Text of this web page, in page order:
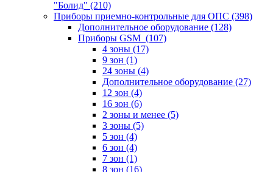
"Болид" (210)
Приборы приемно-контрольные для ОПС (398)
Дополнительное оборудование (128)
Приборы GSM (107)
4 зоны (17)
9 зон (1)
24 зоны (4)
Дополнительное оборудование (27)
12 зон (4)
16 зон (6)
2 зоны и менее (5)
3 зоны (5)
5 зон (4)
6 зон (4)
7 зон (1)
8 зон (16)